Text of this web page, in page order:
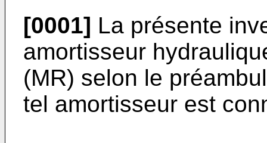
[0001] La présente
amortisseur
(MR) selon le
tel amortisseur est